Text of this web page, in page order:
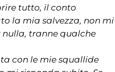
tutto, il conto
la mia salvezza, non mi
nulla, tranne qualche
con le mie squallide